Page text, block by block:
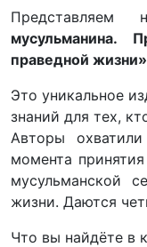
мусульманина.
праведной жизни»
Это уникальное
знаний для тех,
Авторы
момента
мусульманской
жизни. Даются
Что вы найдёте в